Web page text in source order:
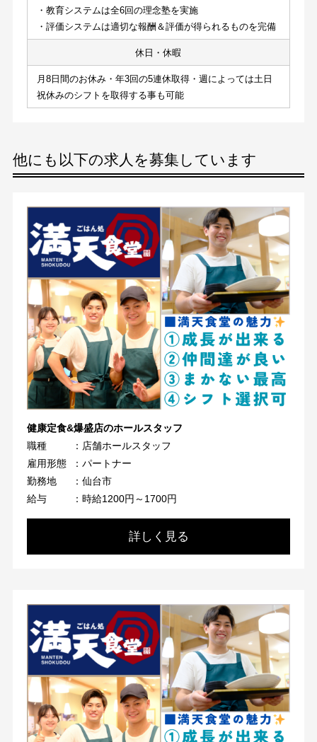
・教育システムは全6回の理念塾を実施
・評価システムは適切な報酬＆評価が得られるものを完備
休日・休暇
月8日間のお休み・年3回の5連休取得・週によっては土日
祝休みのシフトを取得する事も可能
他にも以下の求人を募集しています
健康定食&爆盛店のホールスタッフ
職種
：店舗ホールスタッフ
雇用形態
：パートナー
勤務地
：仙台市
給与
：時給1200円～1700円
詳しく見る